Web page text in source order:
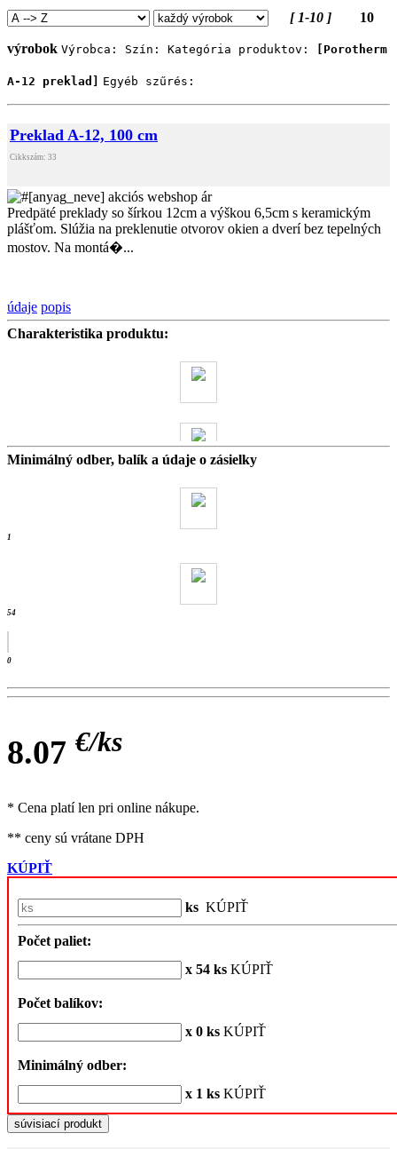
[ 1-10 ] 10
výrobok Výrobca: Szín: Kategória produktov: [Porotherm
A-12 preklad] Egyéb szűrés:
Preklad A-12, 100 cm
Cikkszám: 33
Predpäté preklady so šírkou 12cm a výškou 6,5cm s keramickým
plášťom. Slúžia na preklenutie otvorov okien a dverí bez tepelných
mostov. Na montá�...
údaje popis
Charakteristika produktu:
Minimálný odber, balík a údaje o zásielky
1
54
0
8.07 €/ks
* Cena platí len pri online nákupe.
** ceny sú vrátane DPH
KÚPIŤ
ks KÚPIŤ
Počet paliet:
x 54 ks KÚPIŤ
Počet balíkov:
x 0 ks KÚPIŤ
Minimálný odber:
x 1 ks KÚPIŤ
súvisiací produkt